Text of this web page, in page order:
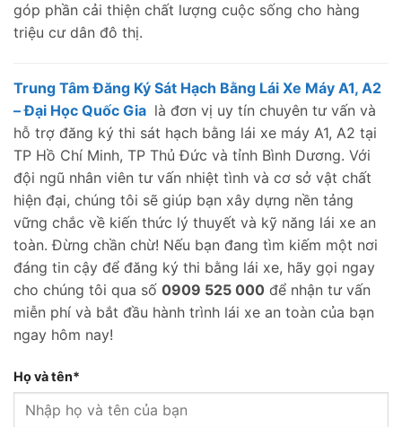
góp phần cải thiện chất lượng cuộc sống cho hàng
triệu cư dân đô thị.
Trung Tâm Đăng Ký Sát Hạch Bằng Lái Xe Máy A1, A2
– Đại Học Quốc Gia là đơn vị uy tín chuyên tư vấn và
hỗ trợ đăng ký thi sát hạch bằng lái xe máy A1, A2 tại
TP Hồ Chí Minh, TP Thủ Đức và tỉnh Bình Dương. Với
đội ngũ nhân viên tư vấn nhiệt tình và cơ sở vật chất
hiện đại, chúng tôi sẽ giúp bạn xây dựng nền tảng
vững chắc về kiến thức lý thuyết và kỹ năng lái xe an
toàn. Đừng chần chừ! Nếu bạn đang tìm kiếm một nơi
đáng tin cậy để đăng ký thi bằng lái xe, hãy gọi ngay
cho chúng tôi qua số 0909 525 000 để nhận tư vấn
miễn phí và bắt đầu hành trình lái xe an toàn của bạn
ngay hôm nay!
Họ và tên*